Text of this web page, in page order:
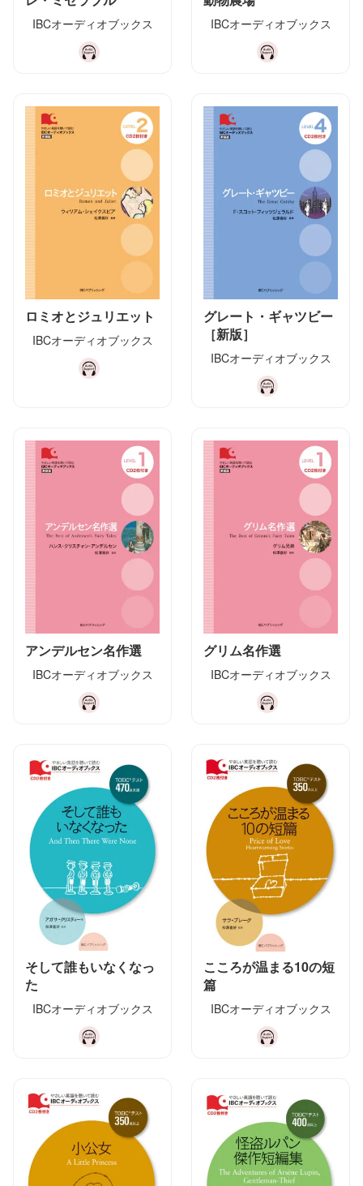
IBCオーディオブックス IBCオーディオブックス
ロミオとジュリエット
IBCオーディオブックス
グレート・ギャツビー
［新版］
IBCオーディオブックス
アンデルセン名作選
IBCオーディオブックス
グリム名作選
IBCオーディオブックス
そして誰もいなくなっ
た
IBCオーディオブックス
こころが温まる10の短
篇
IBCオーディオブックス